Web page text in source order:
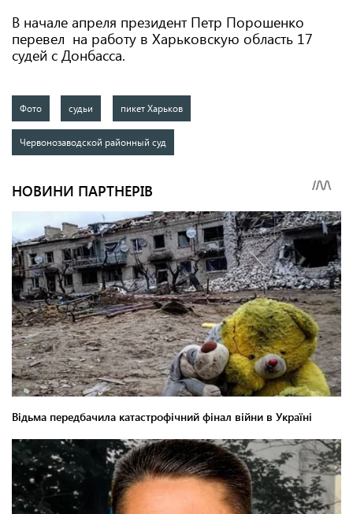
В начале апреля президент Петр Порошенко
перевел на работу в Харьковскую область 17
судей с Донбасса.
Фото судьи пикет Харьков
Червонозаводской районный суд